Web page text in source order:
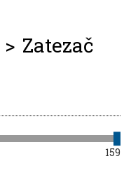
> Zatezač
159